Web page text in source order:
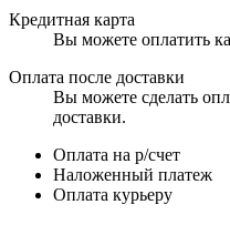
Кредитная карта
Вы можете оплатить
Оплата после доставки
Вы можете сделать
доставки.
Оплата на р/счет
Наложенный платеж
Оплата курьеру